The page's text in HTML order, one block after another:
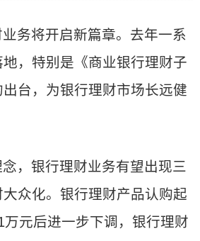
务将开启新篇章。去年一系
，特别是《商业银行理财子
台，为银行理财市场长远健
，银行理财业务有望出现三
众化。银行理财产品认购起
万元后进一步下调，银行理财